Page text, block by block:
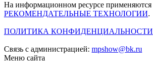
На информационном ресурсе применяются
РЕКОМЕНДАТЕЛЬНЫЕ ТЕХНОЛОГИИ.
ПОЛИТИКА КОНФИДЕНЦИАЛЬНОСТИ
Связь с администрацией: mpshow@bk.ru
Меню сайта